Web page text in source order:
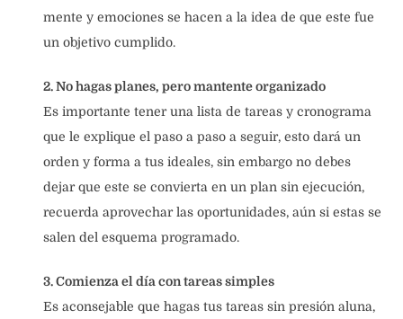
mente y emociones se hacen a la idea de que este fue
un objetivo cumplido.
2. No hagas planes, pero mantente organizado
Es importante tener una lista de tareas y cronograma
que le explique el paso a paso a seguir, esto dará un
orden y forma a tus ideales, sin embargo no debes
dejar que este se convierta en un plan sin ejecución,
recuerda aprovechar las oportunidades, aún si estas se
salen del esquema programado.
3. Comienza el día con tareas simples
Es aconsejable que hagas tus tareas sin presión aluna,